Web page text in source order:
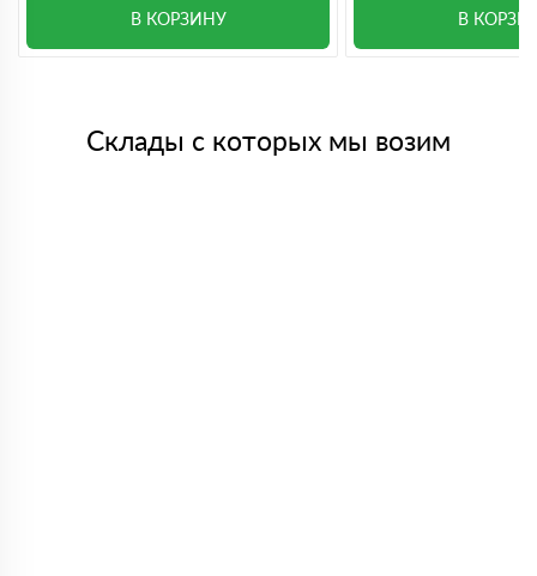
В КОРЗИНУ В
Склады с которых мы возим